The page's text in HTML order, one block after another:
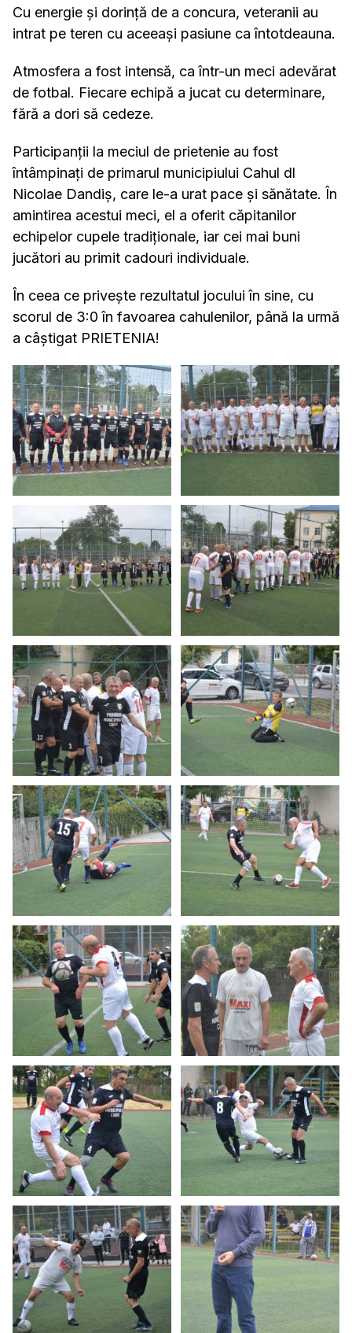
Cu energie și dorință de a concura, veteranii au
intrat pe teren cu aceeași pasiune ca întotdeauna.
Atmosfera a fost intensă, ca într-un meci adevărat
de fotbal. Fiecare echipă a jucat cu determinare,
fără a dori să cedeze.
Participanții la meciul de prietenie au fost
întâmpinați de primarul municipiului Cahul dl
Nicolae Dandiș, care le-a urat pace și sănătate. În
amintirea acestui meci, el a oferit căpitanilor
echipelor cupele tradiționale, iar cei mai buni
jucători au primit cadouri individuale.
În ceea ce privește rezultatul jocului în sine, cu
scorul de 3:0 în favoarea cahulenilor, până la urmă
a câștigat PRIETENIA!